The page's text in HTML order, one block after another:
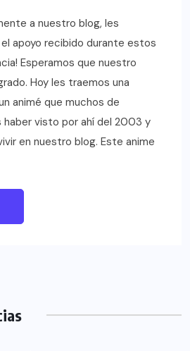
a nuestro blog, les
apoyo recibido durante estos
Esperamos que nuestro
Hoy les traemos una
animé que muchos de
visto por ahí del 2003 y
en nuestro blog. Este anime